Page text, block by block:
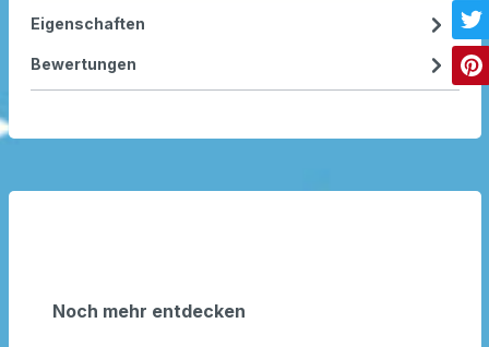
Eigenschaften
Bewertungen
Noch mehr entdecken